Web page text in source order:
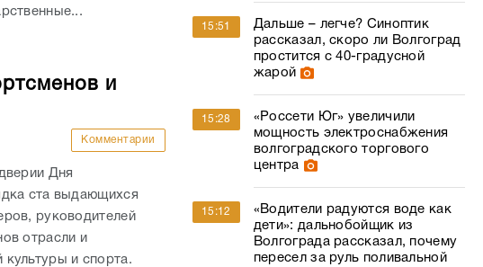
и
Комментарии
Дня
ста выдающихся
руководителей
отрасли и
и спорта.
15:51
Дальше – легче? Синоптик
рассказал, скоро ли Волгоград
простится с 40-градусной
жарой
15:28
«Россети Юг» увеличили
мощность электроснабжения
волгоградского торгового
центра
15:12
«Водители радуются воде как
дети»: дальнобойщик из
Волгограда рассказал, почему
пересел за руль поливальной